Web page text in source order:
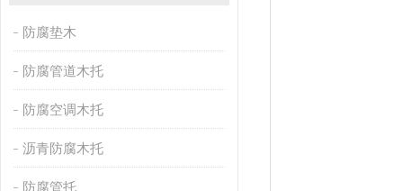
防腐垫木
防腐管道木托
防腐空调木托
沥青防腐木托
防腐管托